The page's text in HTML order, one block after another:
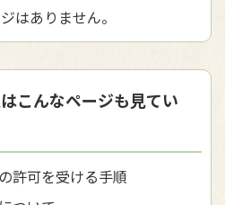
はありません。
こんなページも見てい
許可を受ける手順